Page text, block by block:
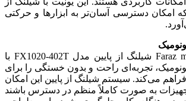
امکان دسترسی آسان‌تر به ابزارها و حرکتی
یونیت فرازمهر Faraz mehr شیلنگ از پایین مدل FX1020-402T با
تجربه‌ای راحت و بدون خستگی را برای
می‌کند. سیستم شیلنگ از پایین این امکان
به صورت کاملاً منظم در دسترس باشند